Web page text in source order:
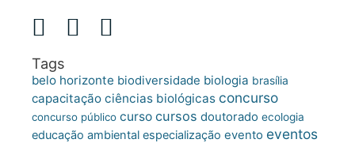
Tags
belo horizonte biodiversidade biologia brasília
capacitação ciências biológicas concurso
concurso público curso cursos doutorado ecologia
educação ambiental especialização evento eventos